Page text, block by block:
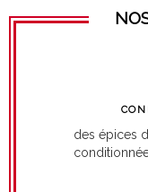
des épices